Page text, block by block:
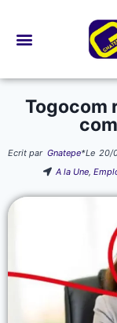
Togocom
Ecrit par Gnatepe*Le 20/
A la Une,